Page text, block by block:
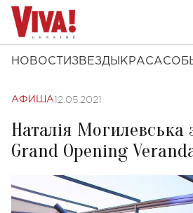
НОВОСТИ ЗВЕЗДЫ КРАСА
АФИША12.05.2021
Наталія Могилевська
Grand Opening